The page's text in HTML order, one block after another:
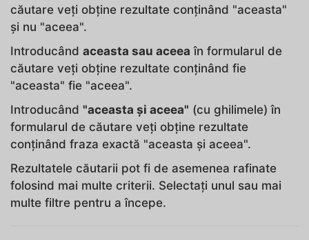
căutare veți obține rezultate conținând "aceasta"
și nu "aceea".
Introducând aceasta sau aceea în formularul de
căutare veți obține rezultate conținând fie
"aceasta" fie "aceea".
Introducând "aceasta și aceea" (cu ghilimele) în
formularul de căutare veți obține rezultate
conținând fraza exactă "aceasta și aceea".
Rezultatele căutarii pot fi de asemenea rafinate
folosind mai multe criterii. Selectați unul sau mai
multe filtre pentru a începe.